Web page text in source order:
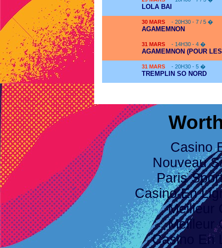
LOLA BAI
30 MARS - 20H30 - 7 / 5 �
AGAMEMNON
31 MARS - 14H30 - 4 �
AGAMEMNON (POUR
31 MARS - 20H30 - 5 �
TREMPLIN SO NORD
Casino
Nouveau
Paris
Casino En
Meilleur
Meilleur
Casino En